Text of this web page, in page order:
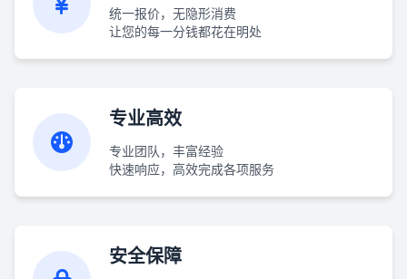
统一报价，无隐形消费
让您的每一分钱都花在明处
专业高效
专业团队，丰富经验
快速响应，高效完成各项服务
安全保障